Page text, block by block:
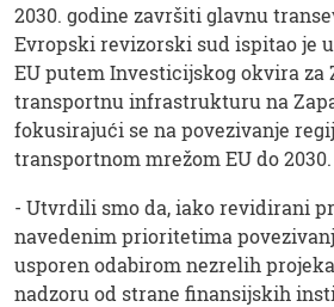
2030. godine završiti glavnu
Evropski revizorski sud ispitao je
EU putem Investicijskog okvira za
transportnu infrastrukturu na
fokusirajući se na povezivanje
transportnom mrežom EU do
- Utvrdili smo da, iako revidirani
navedenim prioritetima
usporen odabirom nezrelih
nadzoru od strane finansijskih